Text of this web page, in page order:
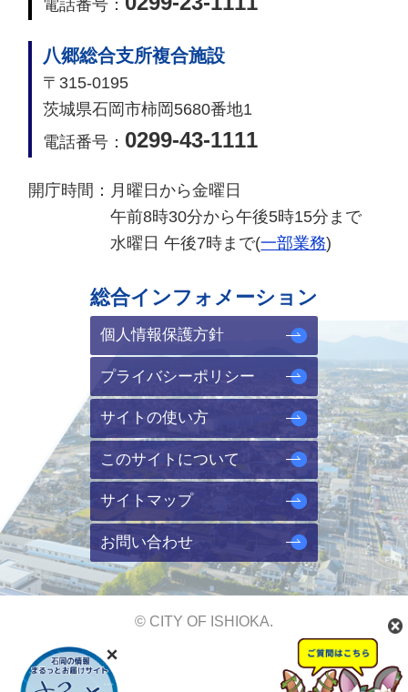
電話番号：
八郷総合支所複合施設
〒315-0195
茨城県石岡市柿岡5680番地1
電話番号： 0299-43-1111
開庁時間： 月曜日から金曜日
午前8時30分から午後5時15分まで
水曜日 午後7時まで(一部業務)
総合インフォメーション
個人情報保護方針
プライバシーポリシー
サイトの使い方
このサイトについて
サイトマップ
お問い合わせ
© CITY OF ISHIOKA.